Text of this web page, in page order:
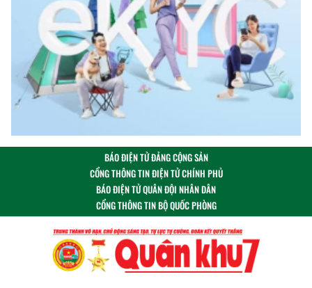
BÁO ĐIỆN TỬ ĐẢNG CỘNG SẢN
CỔNG THÔNG TIN ĐIỆN TỬ CHÍNH PHỦ
BÁO ĐIỆN TỬ QUÂN ĐỘI NHÂN DÂN
CỔNG THÔNG TIN BỘ QUỐC PHÒNG